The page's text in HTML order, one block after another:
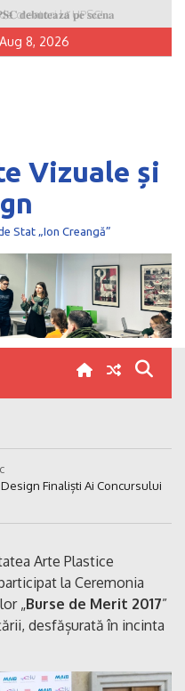
creatori la UPSC!
8, 2026
Vizuale și
Stat „Ion Creangă”
Finaliști Ai Concursului
Arte Plastice
la Ceremonia
„Burse de Merit 2017”
desfășurată în incinta